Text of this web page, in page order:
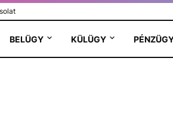
BELÜGY KÜLÜGY